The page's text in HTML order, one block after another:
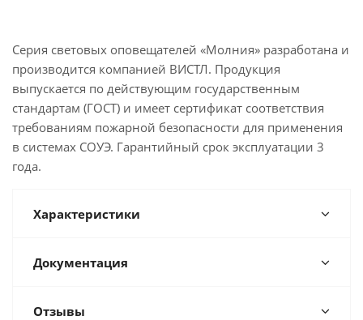
Серия световых оповещателей «Молния» разработана и
производится компанией ВИСТЛ. Продукция
выпускается по действующим государственным
стандартам (ГОСТ) и имеет сертификат соответствия
требованиям пожарной безопасности для применения
в системах СОУЭ. Гарантийный срок эксплуатации 3
года.
Характеристики
Документация
Отзывы